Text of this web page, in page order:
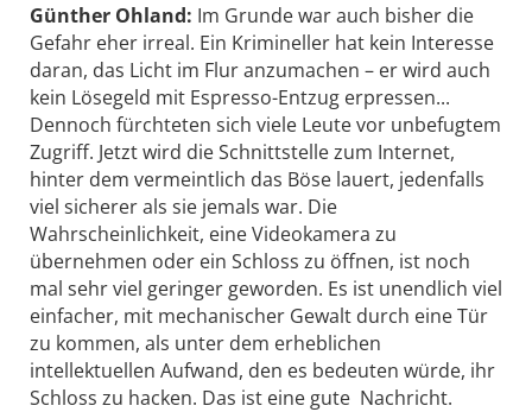
Günther Ohland: Im Grunde war auch bisher die
Gefahr eher irreal. Ein Krimineller hat kein Interesse
daran, das Licht im Flur anzumachen – er wird auch
kein Lösegeld mit Espresso-Entzug erpressen...
Dennoch fürchteten sich viele Leute vor unbefugtem
Zugriff. Jetzt wird die Schnittstelle zum Internet,
hinter dem vermeintlich das Böse lauert, jedenfalls
viel sicherer als sie jemals war. Die
Wahrscheinlichkeit, eine Videokamera zu
übernehmen oder ein Schloss zu öffnen, ist noch
mal sehr viel geringer geworden. Es ist unendlich viel
einfacher, mit mechanischer Gewalt durch eine Tür
zu kommen, als unter dem erheblichen
intellektuellen Aufwand, den es bedeuten würde, ihr
Schloss zu hacken. Das ist eine gute Nachricht.